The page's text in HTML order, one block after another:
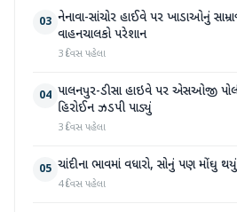
03 નેનાવા-સાંચોર હાઈવે પર ખાડાઓનું
વાહનચાલકો પરેશાન
3 દિવસ પહેલા
04 પાલનપુર-ડીસા હાઇવે પર એસઓજી
હિરોઈન ઝડપી પાડ્યું
3 દિવસ પહેલા
05 ચાંદીના ભાવમાં વધારો, સોનું પણ મોંઘુ થયું
4 દિવસ પહેલા